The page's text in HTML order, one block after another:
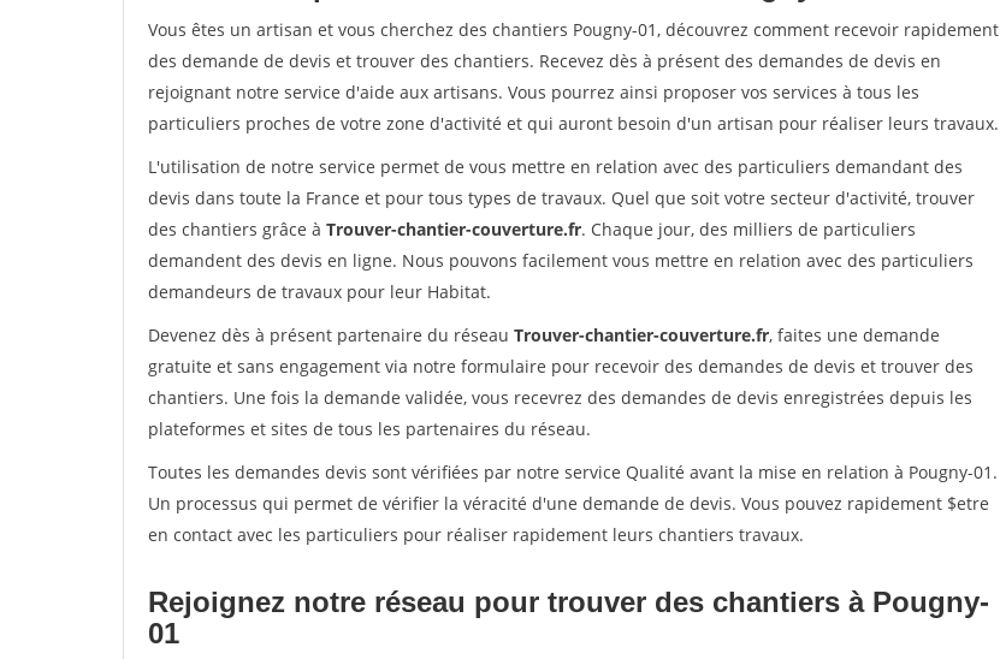
Vous êtes un artisan et vous cherchez des chantiers Pougny-01, découvrez comment recevoir rapidement
des demande de devis et trouver des chantiers. Recevez dès à présent des demandes de devis en
rejoignant notre service d'aide aux artisans. Vous pourrez ainsi proposer vos services à tous les
particuliers proches de votre zone d'activité et qui auront besoin d'un artisan pour réaliser leurs travaux.
L'utilisation de notre service permet de vous mettre en relation avec des particuliers demandant des
devis dans toute la France et pour tous types de travaux. Quel que soit votre secteur d'activité, trouver
des chantiers grâce à Trouver-chantier-couverture.fr. Chaque jour, des milliers de particuliers
demandent des devis en ligne. Nous pouvons facilement vous mettre en relation avec des particuliers
demandeurs de travaux pour leur Habitat.
Devenez dès à présent partenaire du réseau Trouver-chantier-couverture.fr, faites une demande
gratuite et sans engagement via notre formulaire pour recevoir des demandes de devis et trouver des
chantiers. Une fois la demande validée, vous recevrez des demandes de devis enregistrées depuis les
plateformes et sites de tous les partenaires du réseau.
Toutes les demandes devis sont vérifiées par notre service Qualité avant la mise en relation à Pougny-01.
Un processus qui permet de vérifier la véracité d'une demande de devis. Vous pouvez rapidement $etre
en contact avec les particuliers pour réaliser rapidement leurs chantiers travaux.
Rejoignez notre réseau pour trouver des chantiers à Pougny-
01